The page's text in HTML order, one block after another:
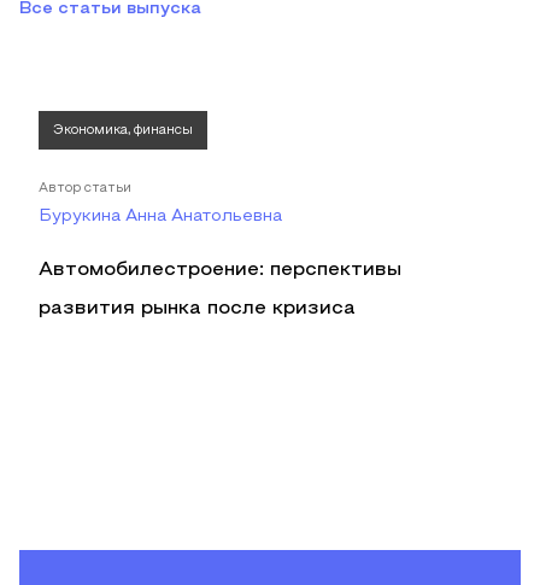
Все статьи выпуска
Экономика, финансы
Автор статьи
Бурукина Анна Анатольевна
Автомобилестроение: перспективы
развития рынка после кризиса